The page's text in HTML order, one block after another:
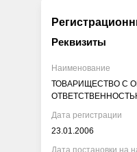
Реквизиты
Наименование
ТОВАРИЩЕСТВО С
Дата регистрации
23.01.2006
Дата постановки на